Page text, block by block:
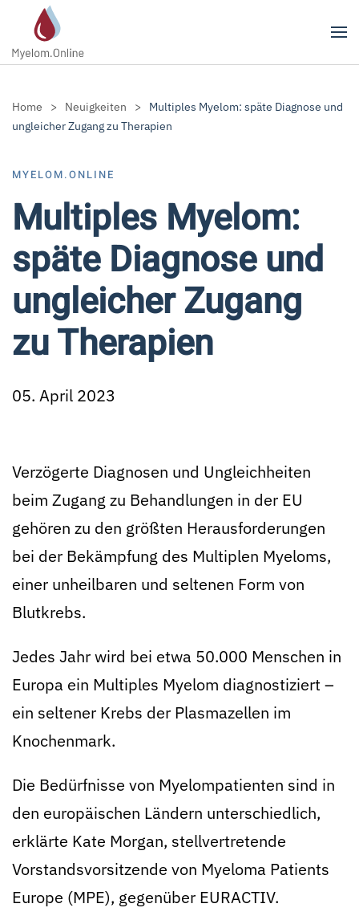
Zum Hauptinhalt springen
Home Neuigkeiten
Multiples Myelom: späte Diagnose und
ungleicher Zugang zu Therapien
MYELOM.ONLINE
Multiples Myelom:
späte Diagnose und
ungleicher Zugang
zu Therapien
05. April 2023
Verzögerte Diagnosen und Ungleichheiten
beim Zugang zu Behandlungen in der EU
gehören zu den größten Herausforderungen
bei der Bekämpfung des Multiplen Myeloms,
einer unheilbaren und seltenen Form von
Blutkrebs.
Jedes Jahr wird bei etwa 50.000 Menschen in
Europa ein Multiples Myelom diagnostiziert –
ein seltener Krebs der Plasmazellen im
Knochenmark.
Die Bedürfnisse von Myelompatienten sind in
den europäischen Ländern unterschiedlich,
erklärte Kate Morgan, stellvertretende
Vorstandsvorsitzende von Myeloma Patients
Europe (MPE), gegenüber EURACTIV.